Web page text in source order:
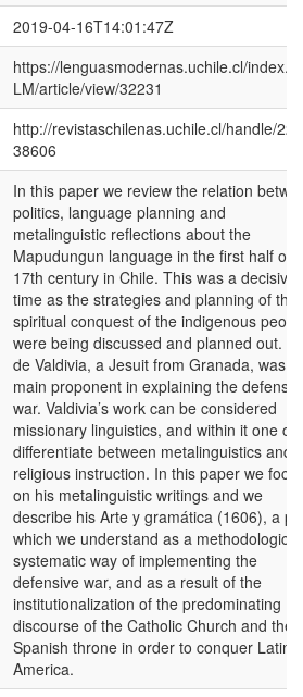
2019-04-16T14:01:47Z
https://lenguasmodernas.uchile.cl/
LM/article/view/32231
http://revistaschilenas.uchile.cl/handle/
38606
In this paper we review the relation
politics, language planning and
metalinguistic reflections about the
Mapudungun language in the first half of
17th century in Chile. This was a decisive
time as the strategies and planning of the
spiritual conquest of the indigenous
were being discussed and planned out.
de Valdivia, a Jesuit from Granada, was
main proponent in explaining the
war. Valdivia’s work can be considered
missionary linguistics, and within it one
differentiate between metalinguistics and
religious instruction. In this paper we
on his metalinguistic writings and we
describe his Arte y gramática (1606), a
which we understand as a
systematic way of implementing the
defensive war, and as a result of the
institutionalization of the predominating
discourse of the Catholic Church and the
Spanish throne in order to conquer Latin
America.